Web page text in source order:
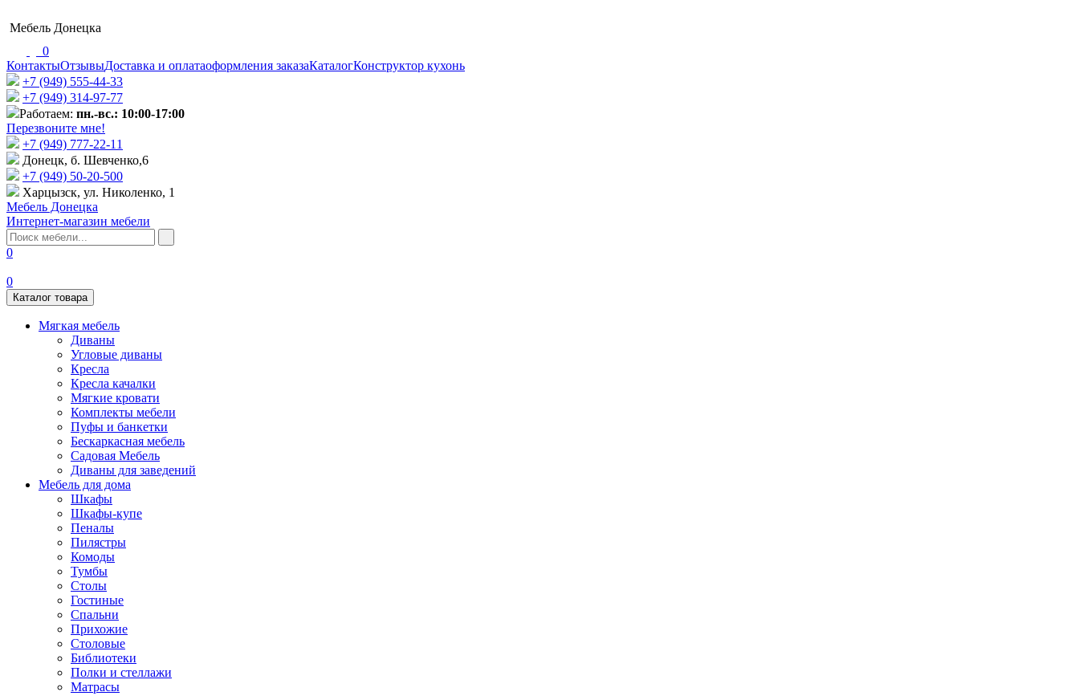
Мебель Донецка
0
КонтактыОтзывыДоставка и оплатаоформления заказаКаталогКонструктор кухонь
+7 (949) 555-44-33
+7 (949) 314-97-77
Работаем: пн.-вс.: 10:00-17:00
Перезвоните мне!
+7 (‎949) 777-22-11
Донецк, б. Шевченко,6
+7 (949) 50-20-500
Харцызск, ул. Николенко, 1
Мебель Донецка
Интернет-магазин мебели
0
0
Каталог товара
Мягкая мебель
Диваны
Угловые диваны
Кресла
Кресла качалки
Мягкие кровати
Комплекты мебели
Пуфы и банкетки
Бескаркасная мебель
Садовая Мебель
Диваны для заведений
Мебель для дома
Шкафы
Шкафы-купе
Пеналы
Пилястры
Комоды
Тумбы
Столы
Гостиные
Спальни
Прихожие
Столовые
Библиотеки
Полки и стеллажи
Матрасы